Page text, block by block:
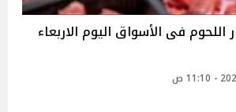
تعرف على أسعار اللحوم فى الأسواق‎‎ اليوم الاربعاء